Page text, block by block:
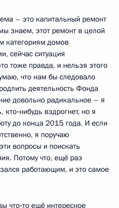
– это капитальный ремонт
знаем, этот ремонт в целой
категориям домов
сейчас ситуация
тоже правда, и нельзя этого
что нам бы следовало
деятельность Фонда
довольно радикальное – я
вздрогнет, но я
до конца 2015 года. И если
я поручаю
вопросы и поискать
Потому что, ещё раз
работающим, и это самое
что‑то ещё интересное